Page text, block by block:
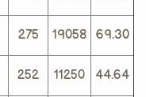
275 19058 69.30
252 11250 44.64